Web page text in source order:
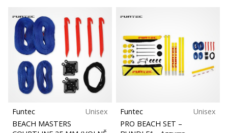
Funtec
Unisex
BEACH MASTERS
Funtec
Unisex
PRO BEACH SET –